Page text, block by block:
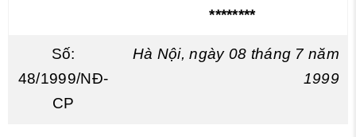
********
Số:
48/1999/NĐ-
CP
Hà Nội, ngày 08 tháng 7 năm
1999